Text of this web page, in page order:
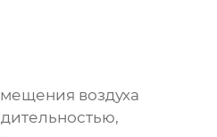
воздуха